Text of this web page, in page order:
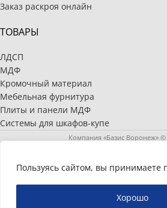
Пользуясь сайтом, вы принимаете
Хорошо
Заказ раскроя онлайн
ТОВАРЫ
ЛДСП
МДФ
Кромочный материал
Мебельная фурнитура
Плиты и панели МДФ
Системы для шкафов-купе
Компания «Базис Воронеж» ©
Полное или частичное копирование и
Информация, размещенная на сайте, носит